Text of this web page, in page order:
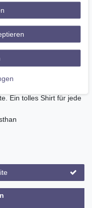
mit angerauter Fleece-
Weste oder solo
der
vereinen gekonnt
Ein tolles Shirt für jede